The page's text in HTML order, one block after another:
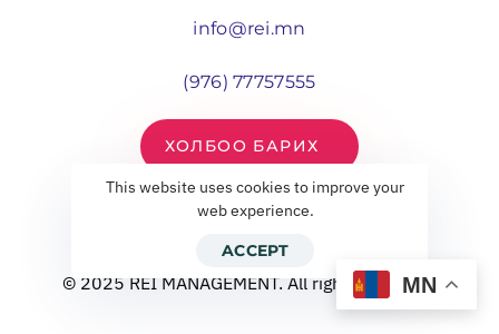
info@rei.mn
(976) 77757555
ХОЛБОО БАРИХ
© 2025 REI MANAGEMENT. All rights reserved.
MN
This website uses cookies to improve your
web experience.
ACCEPT